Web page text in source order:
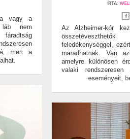
vagy a
láb nem
mert a
ÍRTA:
Az Alzheimer-kór
feledékenységgel,
maradhatnak. Van
amelyre különösen
valaki
eseményeit,